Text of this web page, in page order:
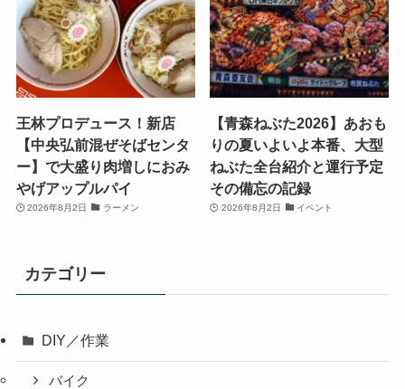
王林プロデュース！新店
【中央弘前混ぜそばセンタ
ー】で大盛り肉増しにおみ
やげアップルパイ
2026年8月2日 ラーメン
【青森ねぶた2026】あおも
りの夏いよいよ本番、大型
ねぶた全台紹介と運行予定
その備忘の記録
2026年8月2日 イベント
カテゴリー
DIY／作業
バイク